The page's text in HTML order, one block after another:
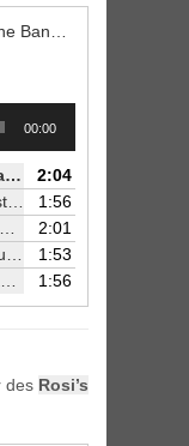
00:00
2:04
1:56
2:01
1:53
1:56
des Rosi’s